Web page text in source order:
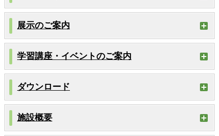
展示のご案内
学習講座・イベントのご案内
ダウンロード
施設概要